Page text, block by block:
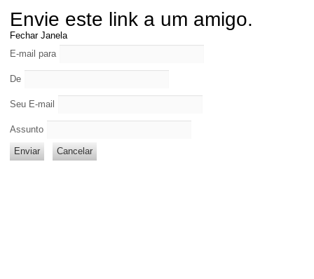
Envie este link a um amigo.
Fechar Janela
E-mail para
De
Seu E-mail
Assunto
Enviar Cancelar